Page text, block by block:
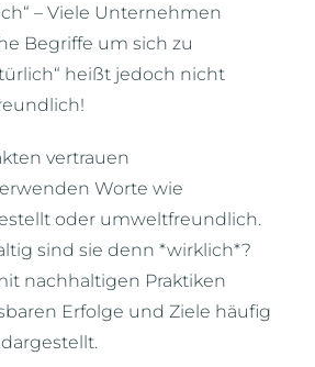
– Viele Unternehmen
Begriffe um sich zu
heißt jedoch nicht
vertrauen
Worte wie
oder umweltfreundlich.
sind sie denn *wirklich*?
nachhaltigen Praktiken
Erfolge und Ziele häufig